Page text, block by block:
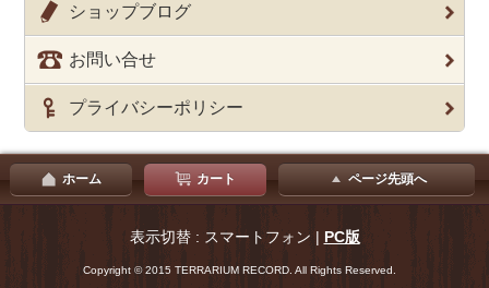
ショップブログ
お問い合せ
プライバシーポリシー
ホーム カート ページ先頭へ
表示切替 : スマートフォン | PC版
Copyright © 2015 TERRARIUM RECORD. All Rights Reserved.